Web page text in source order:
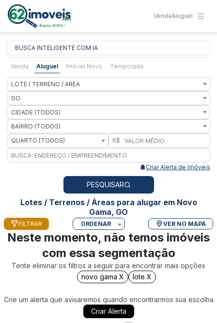
VendaAluguel
BUSCA INTELIGENTE COM IA
Venda Aluguel Imóvel Novo Temporada
LOTE / TERRENO / AREA
GO
CIDADE (TODOS)
BAIRRO (TODOS)
QUARTO (TODOS)
R$
Criar Alerta de Imóveis
PESQUISAR
Lotes / Terrenos / Áreas para alugar em Novo
Gama, GO
FILTRAR ORDENAR VER NO MAPA
Neste momento, não temos imóveis
com essa segmentação
Tente eliminar os filtros a seguir para encontrar mais opções
novo gama X
lote X
Crie um alerta que avisaremos quando encontrarmos sua escolha
Criar Alerta